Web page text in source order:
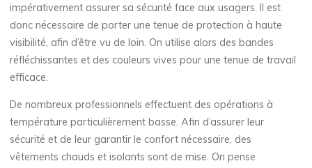
impérativement assurer sa sécurité face aux usagers. Il est
donc nécessaire de porter une tenue de protection à haute
visibilité, afin d’être vu de loin. On utilise alors des bandes
réfléchissantes et des couleurs vives pour une tenue de travail
efficace.
De nombreux professionnels effectuent des opérations à
température particulièrement basse. Afin d’assurer leur
sécurité et de leur garantir le confort nécessaire, des
vêtements chauds et isolants sont de mise. On pense